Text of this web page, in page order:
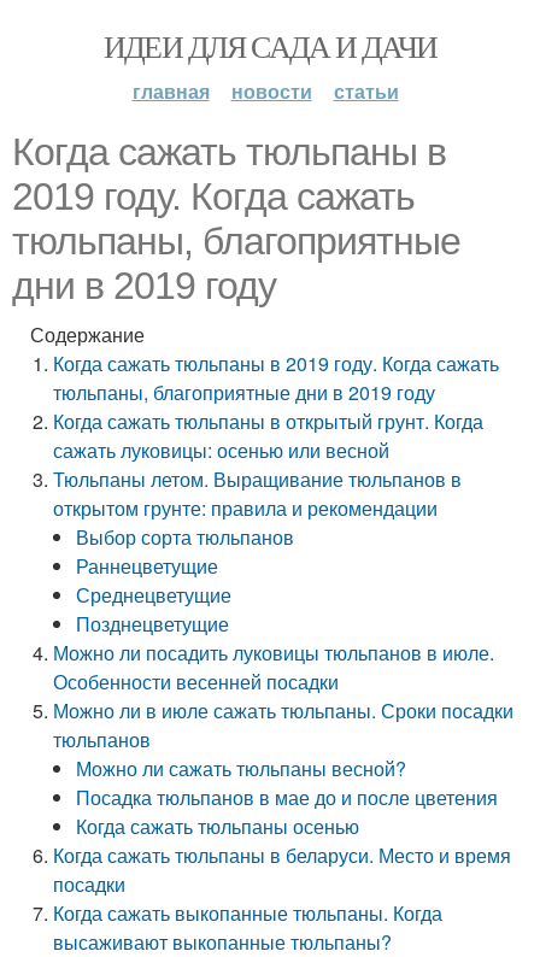
ИДЕИ ДЛЯ САДА И ДАЧИ
главная новости статьи
Когда сажать тюльпаны в
2019 году. Когда сажать
тюльпаны, благоприятные
дни в 2019 году
Содержание
Когда сажать тюльпаны в 2019 году. Когда сажать
тюльпаны, благоприятные дни в 2019 году
Когда сажать тюльпаны в открытый грунт. Когда
сажать луковицы: осенью или весной
Тюльпаны летом. Выращивание тюльпанов в
открытом грунте: правила и рекомендации
Выбор сорта тюльпанов
Раннецветущие
Среднецветущие
Позднецветущие
Можно ли посадить луковицы тюльпанов в июле.
Особенности весенней посадки
Можно ли в июле сажать тюльпаны. Сроки посадки
тюльпанов
Можно ли сажать тюльпаны весной?
Посадка тюльпанов в мае до и после цветения
Когда сажать тюльпаны осенью
Когда сажать тюльпаны в беларуси. Место и время
посадки
Когда сажать выкопанные тюльпаны. Когда
высаживают выкопанные тюльпаны?